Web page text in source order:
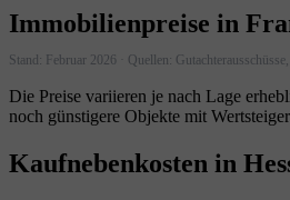
Immobilienpreise in
Stand: Februar 2026 · Quellen:
Die Preise variieren je nach Lage
noch günstigere Objekte mit
Kaufnebenkosten in